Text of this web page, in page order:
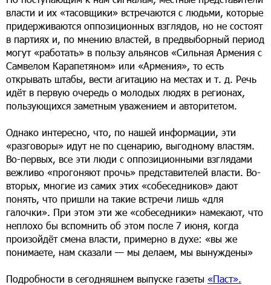
власти и их «тасовщики» встречаются с людьми, которые
придерживаются оппозиционных взглядов, но не состоят
в партиях и, по мнению властей, в предвыборный период
могут «работать» в пользу альянсов «Сильная Армения с
Самвелом Карапетяном» или «Армения», то есть
открывать штабы, вести агитацию на местах и т. д. Речь
идёт в первую очередь о молодых людях в регионах,
пользующихся заметным уважением и авторитетом.
Однако интересно, что, по нашей информации, эти
«разговоры» идут не по сценарию, выгодному властям.
Во-первых, все эти люди с оппозиционными взглядами
вежливо «прогоняют прочь» представителей власти. Во-
вторых, многие из самих этих «собеседников» дают
понять, что пришли на такие встречи лишь «для
галочки». При этом эти же «собеседники» намекают, что
неплохо бы вспомнить об этом после 7 июня, когда
произойдёт смена власти, примерно в духе: «вы же
понимаете, нам сказали — мы делаем, мы вынуждены»
Подробности в сегодняшнем выпуске газеты «Паст».